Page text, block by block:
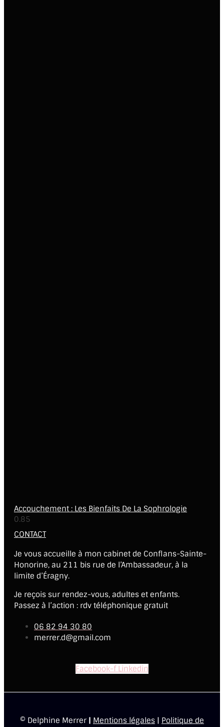
Accouchement : Les Bienfaits De La Sophrologie
CONTACT
Je vous accueille à mon cabinet de Conflans-Sainte-
Honorine, au 211 bis rue de l’Ambassadeur, à la
limite d’Éragny.
Je reçois sur rendez-vous, adultes et enfants.
Passez à l’action : rdv téléphonique gratuit
06 82 94 30 80
merrer.d@gmail.com
Facebook-f Linkedin
© Delphine Merrer | Mentions légales | Politique de